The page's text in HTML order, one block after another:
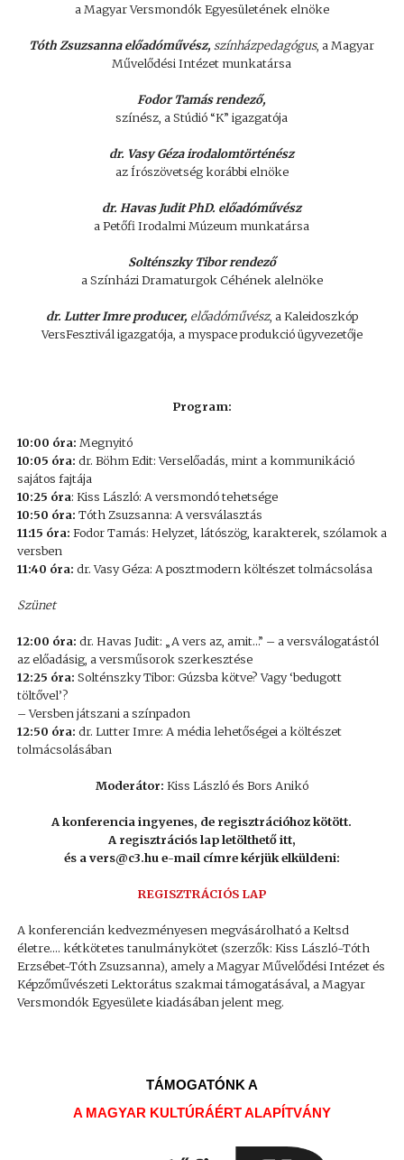
a Magyar Versmondók Egyesületének elnöke
Tóth Zsuzsanna előadóművész,színházpedagógus, a Magyar
Művelődési Intézet munkatársa
Fodor Tamás rendező,
színész, a Stúdió “K” igazgatója
dr. Vasy Géza irodalomtörténész
az Írószövetség korábbi elnöke
dr. Havas Judit PhD. előadóművész
a Petőfi Irodalmi Múzeum munkatársa
Solténszky Tibor rendező
a Színházi Dramaturgok Céhének alelnöke
dr. Lutter Imre producer, előadóművész, a Kaleidoszkóp
VersFesztivál igazgatója, a myspace produkció ügyvezetője
Program:
10:00 óra: Megnyitó
10:05 óra: dr. Böhm Edit: Verselőadás, mint a kommunikáció
sajátos fajtája
10:25 óra: Kiss László: A versmondó tehetsége
10:50 óra: Tóth Zsuzsanna: A versválasztás
11:15 óra: Fodor Tamás: Helyzet, látószög, karakterek, szólamok a
versben
11:40 óra: dr. Vasy Géza: A posztmodern költészet tolmácsolása
Szünet
12:00 óra: dr. Havas Judit: „A vers az, amit…” – a versválogatástól
az előadásig, a versműsorok szerkesztése
12:25 óra: Solténszky Tibor: Gúzsba kötve? Vagy ‘bedugott
töltővel’?
– Versben játszani a színpadon
12:50 óra: dr. Lutter Imre: A média lehetőségei a költészet
tolmácsolásában
Moderátor: Kiss László és Bors Anikó
A konferencia ingyenes, de regisztrációhoz kötött.
A regisztrációs lap letölthető itt,
és a vers@c3.hu e-mail címre kérjük elküldeni:
REGISZTRÁCIÓS LAP
A konferencián kedvezményesen megvásárolható a Keltsd
életre…. kétkötetes tanulmánykötet (szerzők: Kiss László-Tóth
Erzsébet-Tóth Zsuzsanna), amely a Magyar Művelődési Intézet és
Képzőművészeti Lektorátus szakmai támogatásával, a Magyar
Versmondók Egyesülete kiadásában jelent meg.
TÁMOGATÓNK A
A MAGYAR KULTÚRÁÉRT ALAPÍTVÁNY